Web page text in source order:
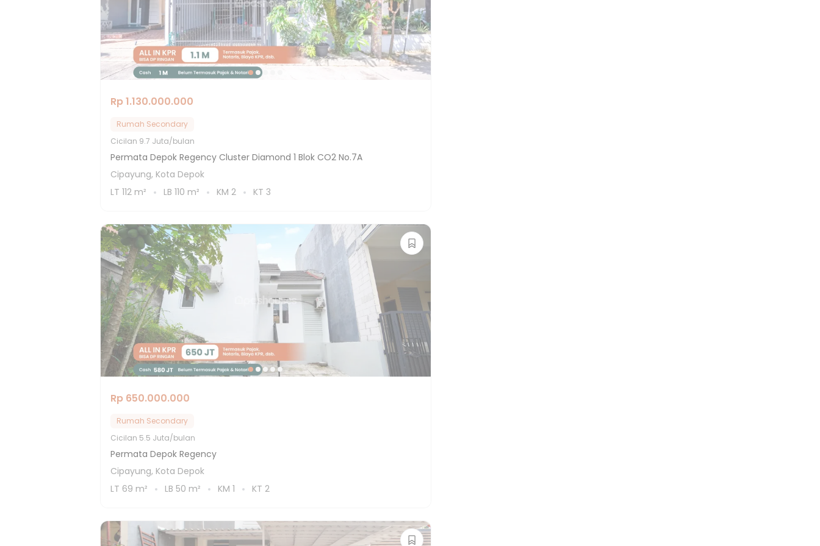
Rp 1.130.000.000
Rumah Secondary
Cicilan 9.7 Juta/bulan
Permata Depok Regency Cluster Diamond 1 Blok CO2 No.7A
Cipayung, Kota Depok
LT 112 m² LB 110 m² KM 2 KT 3
Rp 650.000.000
Rumah Secondary
Cicilan 5.5 Juta/bulan
Permata Depok Regency
Cipayung, Kota Depok
LT 69 m² LB 50 m² KM 1 KT 2